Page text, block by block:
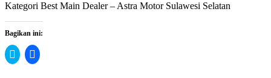
Kategori Best Main Dealer – Astra Motor Sulawesi Selatan
Bagikan ini:
Klik
untuk
Klik
untuk